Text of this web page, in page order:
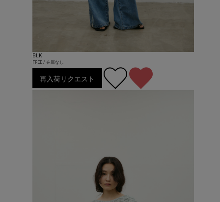
BLK
FREE / 在庫なし
再入荷リクエスト